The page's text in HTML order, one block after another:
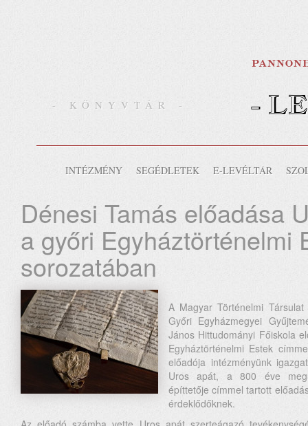
- KÖNYVTÁR - -
INTÉZMÉNY SEGÉDLETEK E-LEVÉLTÁR
Dénesi Tamás előadása
a győri Egyháztörténelmi
sorozatában
A Magyar Történelmi
Győri Egyházmegyei
János Hittudományi Főiskola
Egyháztörténelmi Estek
előadója intézményünk
Uros apát, a 800 éve
építtetője címmel tartott
érdeklődőknek.